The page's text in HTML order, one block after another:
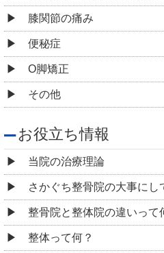
膝関節の痛み
便秘症
O脚矯正
その他
お役立ち情報
当院の治療理論
さかぐち整骨院の大事にし
整骨院と整体院の違いって
整体って何？